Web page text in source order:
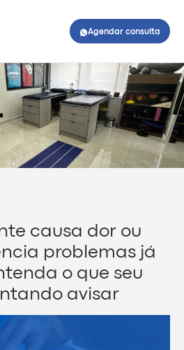
Agendar consulta
causa dor ou
problemas já
o que seu
avisar